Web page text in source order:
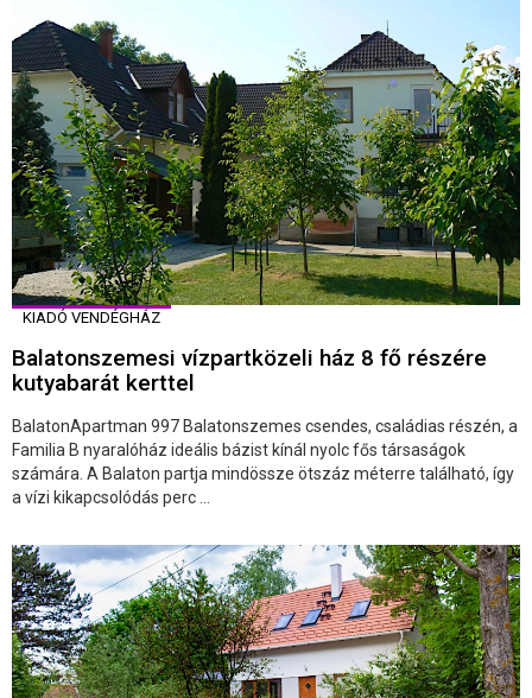
KIADÓ VENDÉGHÁZ
Balatonszemesi vízpartközeli ház 8 fő részére
kutyabarát kerttel
BalatonApartman 997 Balatonszemes csendes, családias részén, a
Familia B nyaralóház ideális bázist kínál nyolc fős társaságok
számára. A Balaton partja mindössze ötszáz méterre található, így
a vízi kikapcsolódás perc ...